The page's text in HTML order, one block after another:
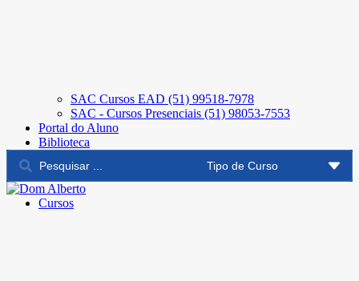
SAC Cursos EAD (51) 99518-7978
SAC - Cursos Presenciais (51) 98053-7553
Portal do Aluno
Biblioteca
Cursos